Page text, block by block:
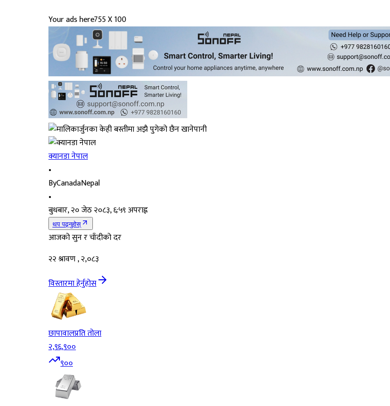
Your ads here755 X 100
क्यानडा नेपाल
•
ByCanadaNepal
•
बुधबार, २० जेठ २०८३, ६:५९ अपराह्न
थप पढ्नुहोस्
आजको सुन र चाँदीको दर
२२ श्रावण , २,०८३
विस्तारमा हेर्नुहोस
छापावालप्रति तोला
२,९६,९००
९००